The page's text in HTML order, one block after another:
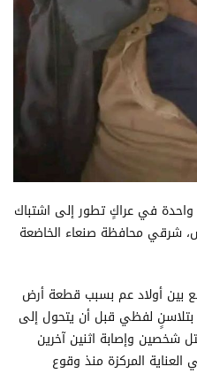
في عراكٍ تطور إلى اشتباك
شرقي محافظة صنعاء الخاضعة
بين أولاد عم بسبب قطعة أرض
لَبَن"، حيث بدأ بتلاسنٍ لفظي قبل أن يتحول إلى
شخصين وإصابة اثنين آخرين
المركزة منذ وقوع